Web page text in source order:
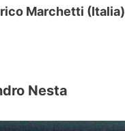
Marchetti (Italia)
Nesta